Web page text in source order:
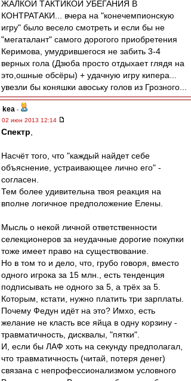
ЖАЛКОЙ ТАКТИКОЙ УБЕГАНИЯ В
КОНТРАТАКИ... вчера на "конечемпионскую
игру" было весело смотреть и если бы не
"мегаталант" самого дорогого приобретения
Керимова, умудрившегося не забить 3-4
верных гола (Дзюба просто отдыхает глядя на
это,ошные обсёры) + удачную игру кипера...
увезли бы коняшки авоську голов из Грозного...
kea -
02 июн 2013 12:14
Спектр
Насчёт того, что "каждый найдет себе
объяснение, устраивающее лично его" -
согласен.
Тем более удивительна твоя реакция на
вполне логичное предположение Елены.
Мысль о некой личной ответственности
селекционеров за неудачные дорогие покупки
тоже имеет право на существование.
Но в том то и дело, что, грубо говоря, вместо
одного игрока за 15 млн., есть тенденция
подписывать не одного за 5, а трёх за 5.
Которым, кстати, нужно платить три зарплаты.
Почему Федун идёт на это? Имхо, есть
желание не класть все яйца в одну корзину -
травматичность, дисквалы, "пятки".
И, если бы ЛАФ хоть на секунду предполагал,
что травматичность (читай, потеря денег)
связана с непрофессионализмом условного